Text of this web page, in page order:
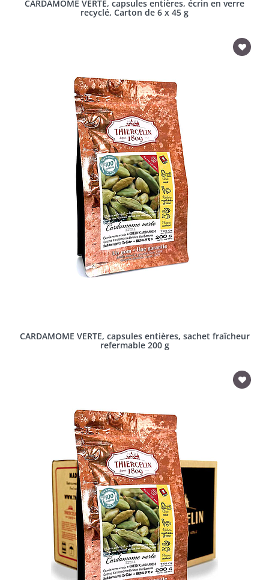
CARDAMOME VERTE, capsules entières, écrin en verre
recyclé, Carton de 6 x 45 g
CARDAMOME VERTE, capsules entières, sachet fraîcheur
refermable 200 g